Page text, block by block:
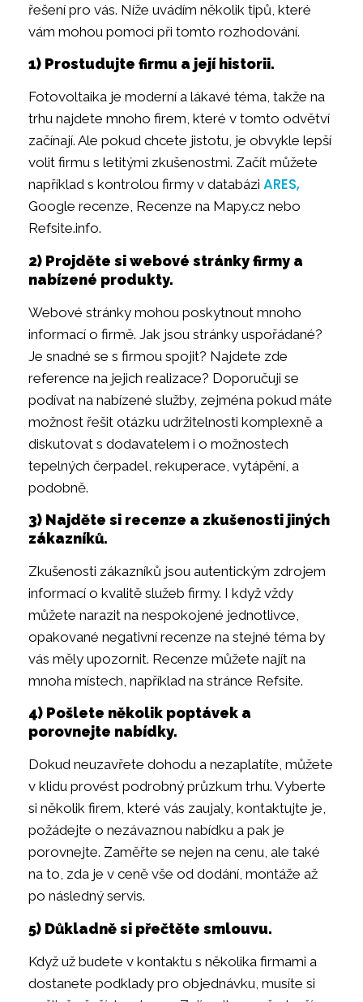
řešení pro vás. Níže uvádím několik tipů, které
vám mohou pomoci při tomto rozhodování.
1) Prostudujte firmu a její historii.
Fotovoltaika je moderní a lákavé téma, takže na
trhu najdete mnoho firem, které v tomto odvětví
začínají. Ale pokud chcete jistotu, je obvykle lepší
volit firmu s letitými zkušenostmi. Začít můžete
například s kontrolou firmy v databázi ARES,
Google recenze, Recenze na Mapy.cz nebo
Refsite.info.
2) Projděte si webové stránky firmy a
nabízené produkty.
Webové stránky mohou poskytnout mnoho
informací o firmě. Jak jsou stránky uspořádané?
Je snadné se s firmou spojit? Najdete zde
reference na jejich realizace? Doporučuji se
podívat na nabízené služby, zejména pokud máte
možnost řešit otázku udržitelnosti komplexně a
diskutovat s dodavatelem i o možnostech
tepelných čerpadel, rekuperace, vytápění, a
podobně.
3) Najděte si recenze a zkušenosti jiných
zákazníků.
Zkušenosti zákazníků jsou autentickým zdrojem
informací o kvalitě služeb firmy. I když vždy
můžete narazit na nespokojené jednotlivce,
opakované negativní recenze na stejné téma by
vás měly upozornit. Recenze můžete najít na
mnoha místech, například na stránce Refsite.
4) Pošlete několik poptávek a
porovnejte nabídky.
Dokud neuzavřete dohodu a nezaplatíte, můžete
v klidu provést podrobný průzkum trhu. Vyberte
si několik firem, které vás zaujaly, kontaktujte je,
požádejte o nezávaznou nabídku a pak je
porovnejte. Zaměřte se nejen na cenu, ale také
na to, zda je v ceně vše od dodání, montáže až
po následný servis.
5) Důkladně si přečtěte smlouvu.
Když už budete v kontaktu s několika firmami a
dostanete podklady pro objednávku, musíte si